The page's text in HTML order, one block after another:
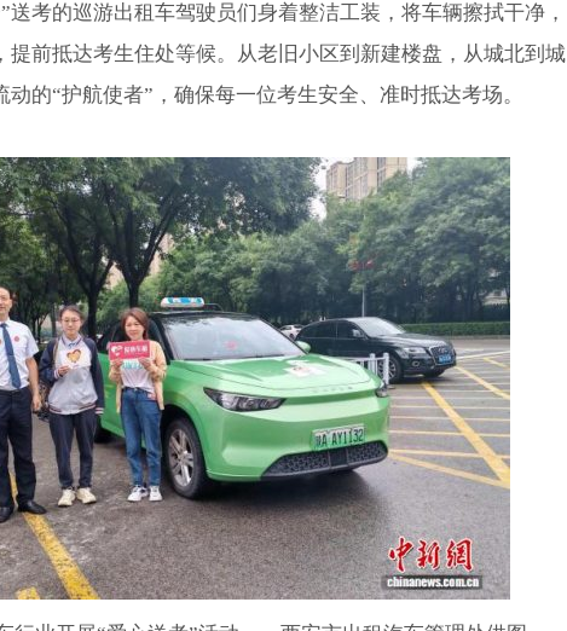
送考的巡游出租车驾驶员们身着整洁工装，将车辆擦拭干净，
提前抵达考生住处等候。从老旧小区到新建楼盘，从城北到城
的“护航使者”，确保每一位考生安全、准时抵达考场。